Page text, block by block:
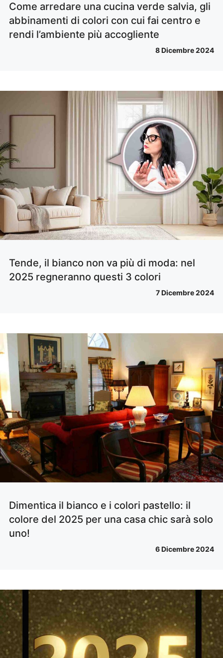
Come arredare una cucina verde salvia, gli
abbinamenti di colori con cui fai centro e
rendi l’ambiente più accogliente
8 Dicembre 2024
Tende, il bianco non va più di moda: nel
2025 regneranno questi 3 colori
7 Dicembre 2024
Dimentica il bianco e i colori pastello: il
colore del 2025 per una casa chic sarà solo
uno!
6 Dicembre 2024